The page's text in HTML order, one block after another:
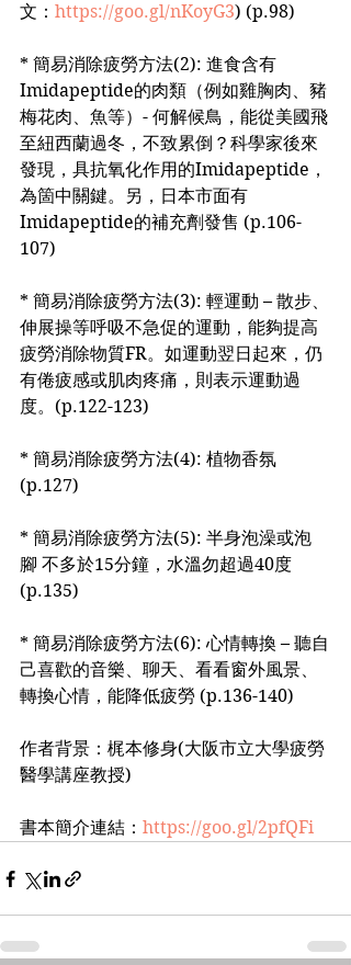
文： https://goo.gl/nKoyG3) (p.98)
* 簡易消除疲勞方法(2): 進食含有
Imidapeptide的肉類（例如雞胸肉、豬
梅花肉、魚等）- 何解候鳥，能從美國飛
至紐西蘭過冬，不致累倒？科學家後來
發現，具抗氧化作用的Imidapeptide，
為箇中關鍵。另，日本市面有
Imidapeptide的補充劑發售 (p.106-
107)
* 簡易消除疲勞方法(3): 輕運動 – 散步、
伸展操等呼吸不急促的運動，能夠提高
疲勞消除物質FR。如運動翌日起來，仍
有倦疲感或肌肉疼痛，則表示運動過
度。(p.122-123)
* 簡易消除疲勞方法(4): 植物香氛
(p.127)
* 簡易消除疲勞方法(5): 半身泡澡或泡
腳 不多於15分鐘，水溫勿超過40度
(p.135)
* 簡易消除疲勞方法(6): 心情轉換 – 聽自
己喜歡的音樂、聊天、看看窗外風景、
轉換心情，能降低疲勞 (p.136-140)
作者背景：梶本修身(大阪市立大學疲勞
醫學講座教授)
書本簡介連結： https://goo.gl/2pfQFi